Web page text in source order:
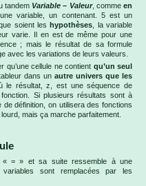
tandem Variable – Valeur, commeen
variable, un contenant. 5 est un
soient leshypothèses , la variable
varie. Il en est de même pour une
; mais le résultat de sa formule
avec les variations de leurs valeurs.
qu’une cellule ne contient qu’un seul
dans un autre univers que les
le résultat, z, est une séquence de
Si plusieurs résultats sont à
définition, on utilisera des fonctions
mais ça marche parfaitement.
« = » et sa suite ressemble à une
sont remplacées par les